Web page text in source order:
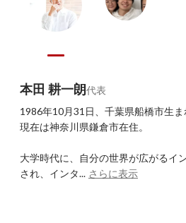
本田 耕一朗代表
1986年10月31日、千葉県船橋市生ま
現在は神奈川県鎌倉市在住。
大学時代に、自分の世界が広がるイ
され、インタ... さらに表示